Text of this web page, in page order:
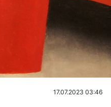
17.07.2023 03:46